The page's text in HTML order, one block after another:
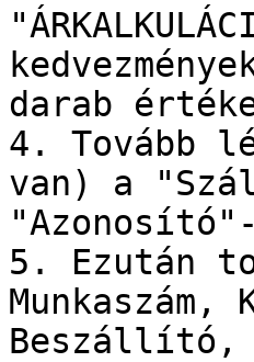
darab
4. Tovább
van) a
5. Ezután